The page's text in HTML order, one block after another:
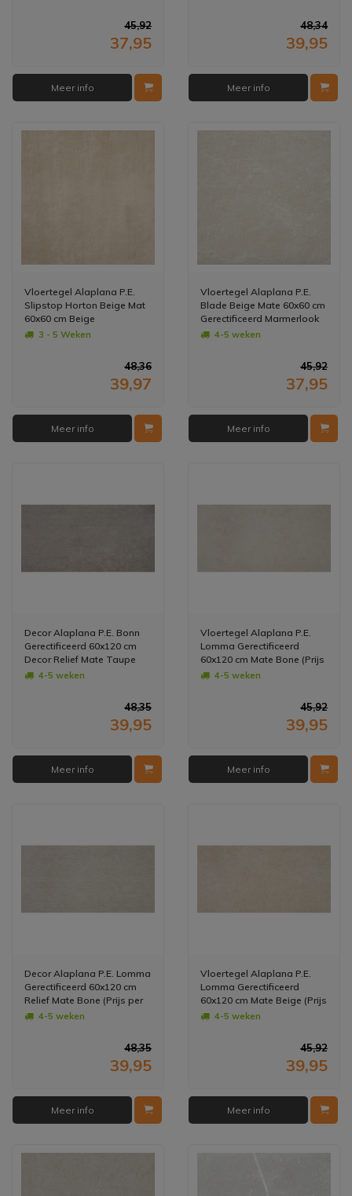
45,92
37,95
Meer info
48,34
39,95
Meer info
Vloertegel Alaplana P.E.
Slipstop Horton Beige Mat
60x60 cm Beige
(doosinhoud 1.44m2) (prijs
3 - 5 Weken
48,36
39,97
Meer info
Vloertegel Alaplana P.E.
Blade Beige Mate 60x60 cm
Gerectificeerd Marmerlook
(Prijs per M2)
4-5 weken
45,92
37,95
Meer info
Decor Alaplana P.E. Bonn
Gerectificeerd 60x120 cm
Decor Relief Mate Taupe
(Prijs per stuk)
4-5 weken
48,35
39,95
Meer info
Vloertegel Alaplana P.E.
Lomma Gerectificeerd
60x120 cm Mate Bone (Prijs
per M2)
4-5 weken
45,92
39,95
Meer info
Decor Alaplana P.E. Lomma
Gerectificeerd 60x120 cm
Relief Mate Bone (Prijs per
stuk)4-5 weken
48,35
39,95
Meer info
Vloertegel Alaplana P.E.
Lomma Gerectificeerd
60x120 cm Mate Beige (Prijs
per M2)
4-5 weken
45,92
39,95
Meer info